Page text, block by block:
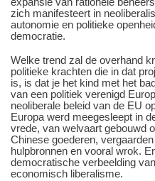
zich manifesteert in
autonomie en politieke
democratie.
Welke trend zal de overhand
politieke krachten die in dat
is, is dat je het kind met het
van een politiek verenigd
neoliberale beleid van de EU
Europa werd meegesleept in
vrede, van welvaart gebouwd
Chinese goederen,
hulpbronnen en vooral wrok.
democratische verbeelding
economisch liberalisme.